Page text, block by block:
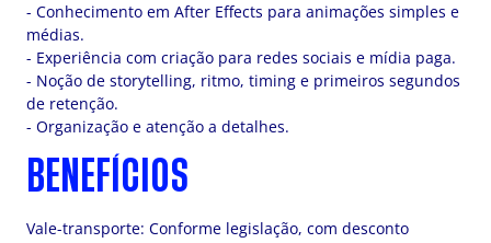
- Conhecimento em After Effects para animações simples e
médias.
- Experiência com criação para redes sociais e mídia paga.
- Noção de storytelling, ritmo, timing e primeiros segundos
de retenção.
- Organização e atenção a detalhes.
BENEFÍCIOS
Vale-transporte: Conforme legislação, com desconto